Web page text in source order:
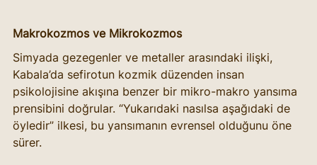
Makrokozmos ve Mikrokozmos
Simyada gezegenler ve metaller arasındaki ilişki,
Kabala’da sefirotun kozmik düzenden insan
psikolojisine akışına benzer bir mikro-makro yansıma
prensibini doğrular. “Yukarıdaki nasılsa aşağıdaki de
öyledir” ilkesi, bu yansımanın evrensel olduğunu öne
sürer.